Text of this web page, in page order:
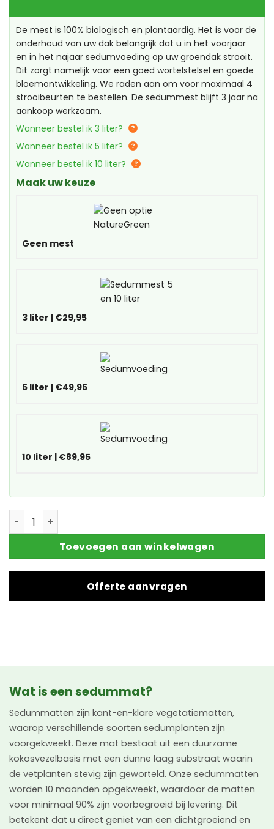
De mest is 100% biologisch en plantaardig. Het is voor de
onderhoud van uw dak belangrijk dat u in het voorjaar
en in het najaar sedumvoeding op uw groendak strooit.
Dit zorgt namelijk voor een goed wortelstelsel en goede
bloemontwikkeling. We raden aan om voor maximaal 4
strooibeurten te bestellen. De sedummest blijft 3 jaar na
aankoop werkzaam.
Wanneer bestel ik 3 liter?
Wanneer bestel ik 5 liter?
Wanneer bestel ik 10 liter?
Maak uw keuze
Geen mest
3 liter | €29,95
5 liter | €49,95
10 liter | €89,95
Sedummatten aantal
Toevoegen aan winkelwagen
Offerte aanvragen
Wat is een sedummat?
Sedummatten zijn kant-en-klare vegetatiematten,
waarop verschillende soorten sedumplanten zijn
voorgekweekt. Deze mat bestaat uit een duurzame
kokosvezelbasis met een dunne laag substraat waarin
de vetplanten stevig zijn geworteld. Onze sedummatten
worden 10 maanden opgekweekt, waardoor de matten
voor minimaal 90% zijn voorbegroeid bij levering. Dit
betekent dat u direct geniet van een dichtgroeiend en